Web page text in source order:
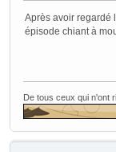
Après avoir regardé
épisode chiant à
De tous ceux qui n'ont